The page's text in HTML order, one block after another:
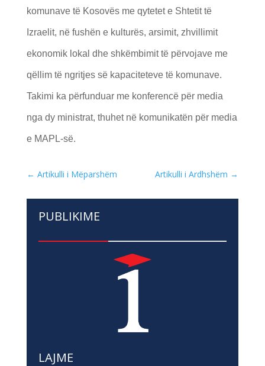
komunave të Kosovës me qytetet e Shtetit të
Izraelit, në fushën e kulturës, arsimit, zhvillimit
ekonomik lokal dhe shkëmbimit të përvojave me
qëllim të ngritjes së kapaciteteve të komunave.
Takimi ka përfunduar me konferencë për media
nga dy ministrat, thuhet në komunikatën për media
e MAPL-së.
← Artikulli i Mëparshëm Artikulli i Ardhshëm →
PUBLIKIME
LAJME